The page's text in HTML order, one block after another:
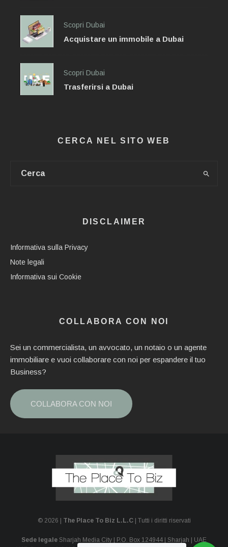
Scopri Dubai
Acquistare un immobile a Dubai
Scopri Dubai
Trasferirsi a Dubai
CERCA NEL SITO WEB
DISCLAIMER
Informativa sulla Privacy
Note legali
Informativa sui Cookie
COLLABORA CON NOI
Sei un commercialista, un avvocato, un notaio o un agente
immobiliare e vuoi collaborare con noi per espandere il tuo
Business?
COLLABORA CON NOI
© 2026 | The Place To Biz L.L.C| Tutti i diritti riservati
Sede legale Sharjah Media City | P.O. Box 124944 | Sharjah | UAE